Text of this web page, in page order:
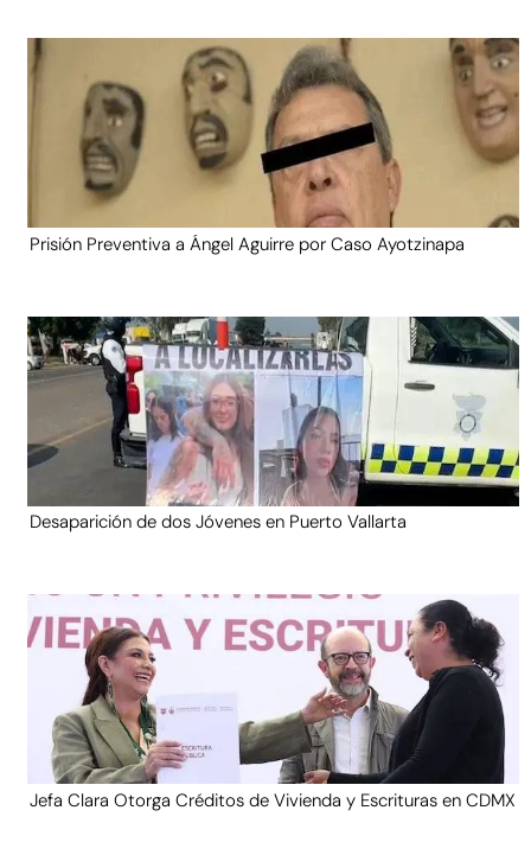
Prisión Preventiva a Ángel Aguirre por Caso Ayotzinapa
Desaparición de dos Jóvenes en Puerto Vallarta
Jefa Clara Otorga Créditos de Vivienda y Escrituras en CDMX